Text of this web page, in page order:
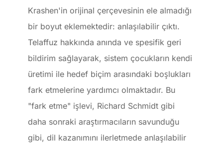
Krashen'in orijinal çerçevesinin ele almadığı
bir boyut eklemektedir: anlaşılabilir çıktı.
Telaffuz hakkında anında ve spesifik geri
bildirim sağlayarak, sistem çocukların kendi
üretimi ile hedef biçim arasındaki boşlukları
fark etmelerine yardımcı olmaktadır. Bu
"fark etme" işlevi, Richard Schmidt gibi
daha sonraki araştırmacıların savunduğu
gibi, dil kazanımını ilerletmede anlaşılabilir